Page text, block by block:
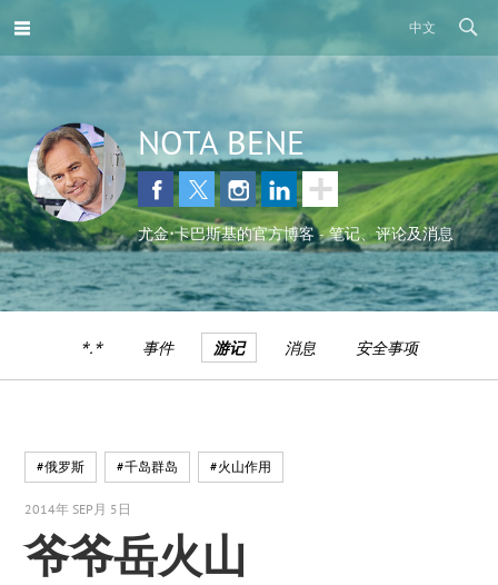
中文
NOTA BENE
尤金•卡巴斯基的官方博客 - 笔记、评论及消息
*.* 事件 游记 消息 安全事项
#俄罗斯 #千岛群岛 #火山作用
2014年 SEP月 5日
爷爷岳火山